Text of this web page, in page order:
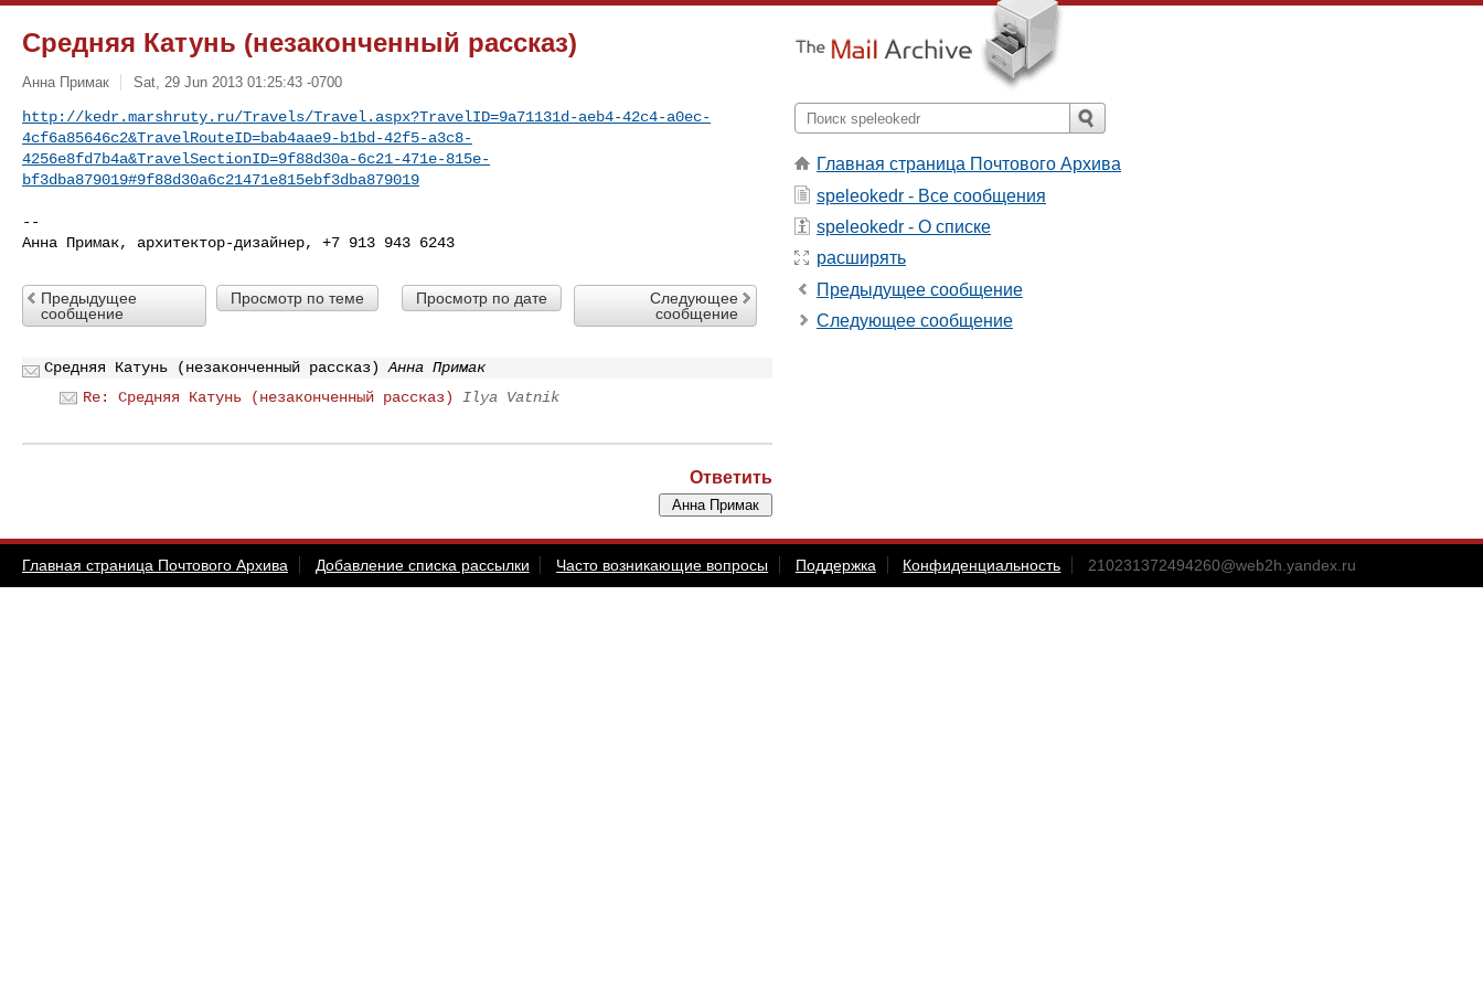
Средняя Катунь (незаконченный рассказ)
Анна Примак Sat, 29 Jun 2013 01:25:43 -0700
http://kedr.marshruty.ru/Travels/Travel.aspx?TravelID=9a71131d-aeb4-42c4-a0ec-
4cf6a85646c2&TravelRouteID=bab4aae9-b1bd-42f5-a3c8-
4256e8fd7b4a&TravelSectionID=9f88d30a-6c21-471e-815e-
bf3dba879019#9f88d30a6c21471e815ebf3dba879019
--
Предыдущее
сообщение
Просмотр по теме Просмотр по дате
Следующее
сообщение
Средняя Катунь (незаконченный рассказ)
Анна Примак
Re: Средняя Катунь (незаконченный рассказ)
Ilya Vatnik
Ответить
Главная страница Почтового Архива
speleokedr - Все сообщения
speleokedr - О списке
расширять
Предыдущее сообщение
Следующее сообщение
Главная страница Почтового Архива Добавление списка рассылки Часто возникающие вопросы Поддержка Конфиденциальность 210231372494260@web2h.yandex.ru